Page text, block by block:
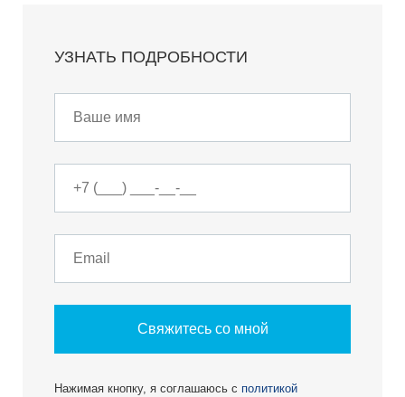
УЗНАТЬ ПОДРОБНОСТИ
Свяжитесь со мной
Нажимая кнопку, я соглашаюсь с политикой